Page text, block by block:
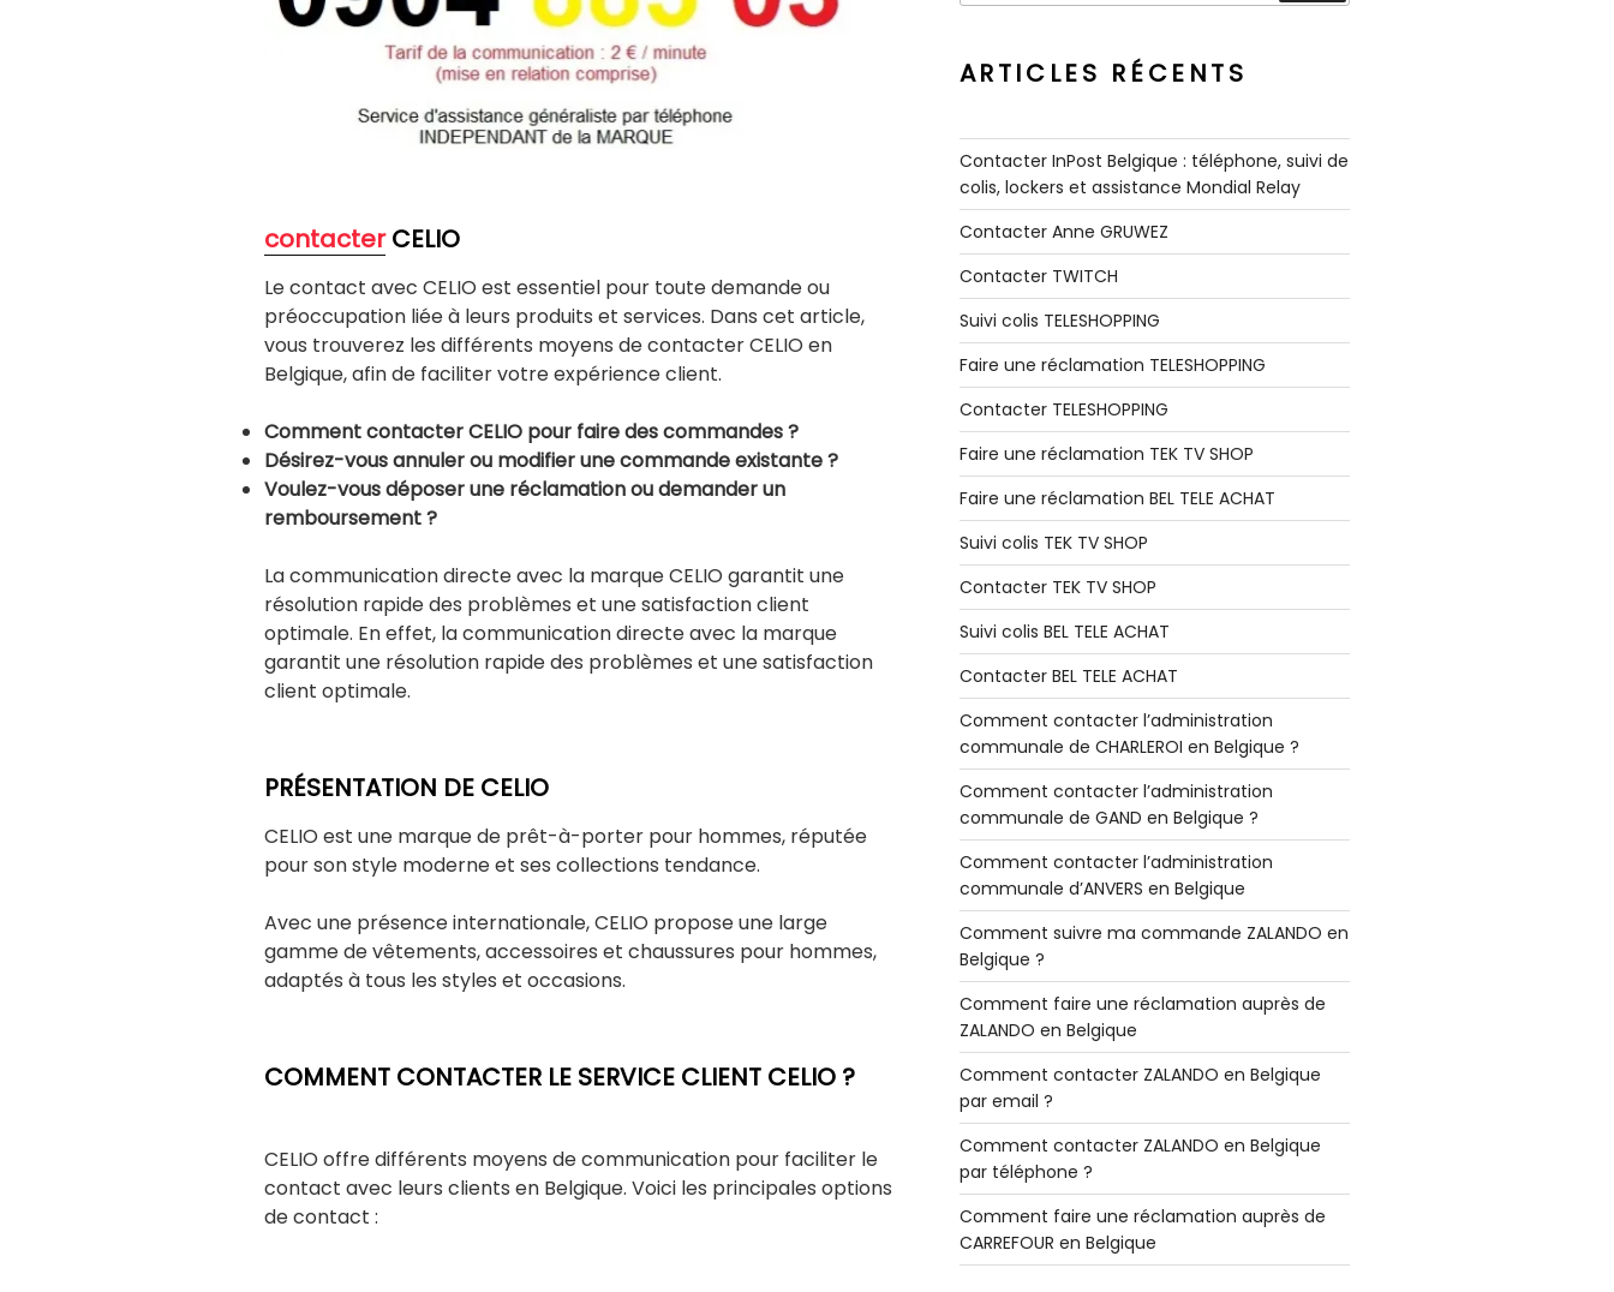
contacterCELIO
Le contact avec CELIO est essentiel pour toute demande ou
préoccupation liée à leurs produits et services. Dans cet article,
vous trouverez les différents moyens de contacter CELIO en
Belgique, afin de faciliter votre expérience client.
Comment contacter CELIO pour faire des commandes ?
Désirez-vous annuler ou modifier une commande existante ?
Voulez-vous déposer une réclamation ou demander un
remboursement ?
La communication directe avec la marque CELIO garantit une
résolution rapide des problèmes et une satisfaction client
optimale. En effet, la communication directe avec la marque
garantit une résolution rapide des problèmes et une satisfaction
client optimale.
PRÉSENTATION DE CELIO
CELIO est une marque de prêt-à-porter pour hommes, réputée
pour son style moderne et ses collections tendance.
Avec une présence internationale, CELIO propose une large
gamme de vêtements, accessoires et chaussures pour hommes,
adaptés à tous les styles et occasions.
COMMENT CONTACTER LE SERVICE CLIENT CELIO ?
CELIO offre différents moyens de communication pour faciliter le
contact avec leurs clients en Belgique. Voici les principales options
de contact :
:
ARTICLES RÉCENTS
Contacter InPost Belgique : téléphone, suivi de
colis, lockers et assistance Mondial Relay
Contacter Anne GRUWEZ
Contacter TWITCH
Suivi colis TELESHOPPING
Faire une réclamation TELESHOPPING
Contacter TELESHOPPING
Faire une réclamation TEK TV SHOP
Faire une réclamation BEL TELE ACHAT
Suivi colis TEK TV SHOP
Contacter TEK TV SHOP
Suivi colis BEL TELE ACHAT
Contacter BEL TELE ACHAT
Comment contacter l’administration
communale de CHARLEROI en Belgique ?
Comment contacter l’administration
communale de GAND en Belgique ?
Comment contacter l’administration
communale d’ANVERS en Belgique
Comment suivre ma commande ZALANDO en
Belgique ?
Comment faire une réclamation auprès de
ZALANDO en Belgique
Comment contacter ZALANDO en Belgique
par email ?
Comment contacter ZALANDO en Belgique
par téléphone ?
Comment faire une réclamation auprès de
CARREFOUR en Belgique